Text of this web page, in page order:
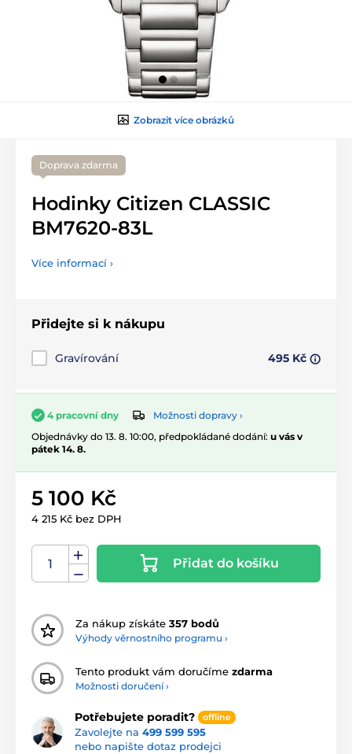
Zobrazit více obrázků
Doprava zdarma
Hodinky Citizen CLASSIC
BM7620-83L
Více informací ›
Přidejte si k nákupu
Gravírování 495 Kč
4 pracovní dny
Možnosti dopravy ›
Objednávky do 13. 8. 10:00, předpokládané dodání: u vás v
pátek 14. 8.
5 100 Kč
4 215 Kč bez DPH
Přidat do košíku
Za nákup získáte 357 bodů
Výhody věrnostního programu ›
Tento produkt vám doručíme zdarma
Možnosti doručení ›
Potřebujete poradit? offline
Zavolejte na 499 599 595
nebo napište dotaz prodejci